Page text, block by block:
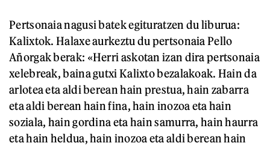
Pertsonaia nagusi batek egituratzen du liburua:
Kalixtok. Halaxe aurkeztu du pertsonaia Pello
Añorgak berak: «Herri askotan izan dira pertsonaia
xelebreak, baina gutxi Kalixto bezalakoak. Hain da
arlotea eta aldi berean hain prestua, hain zabarra
eta aldi berean hain fina, hain inozoa eta hain
soziala, hain gordina eta hain samurra, hain haurra
eta hain heldua, hain inozoa eta aldi berean hain